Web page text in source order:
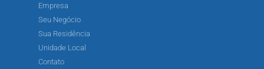
Empresa
Seu Negócio
Sua Residência
Unidade Local
Contato